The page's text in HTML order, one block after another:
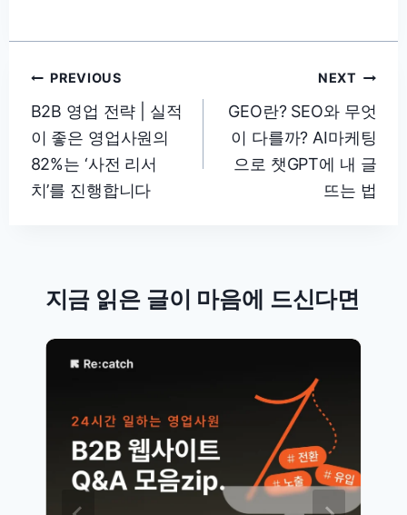
글
탐
색
PREVIOUS
B2B 영업 전략 | 실적
이 좋은 영업사원의
82%는 ‘사전 리서
치’를 진행합니다
NEXT
GEO란? SEO와 무엇
이 다를까? AI마케팅
으로 챗GPT에 내 글
뜨는 법
지금 읽은 글이 마음에 드신다면